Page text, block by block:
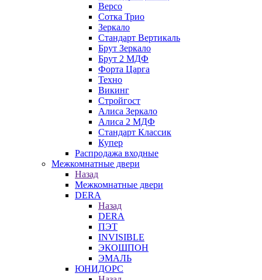
Версо
Сотка Трио
Зеркало
Стандарт Вертикаль
Брут Зеркало
Брут 2 МДФ
Форта Царга
Техно
Викинг
Стройгост
Алиса Зеркало
Алиса 2 МДФ
Стандарт Классик
Купер
Распродажа входные
Межкомнатные двери
Назад
Межкомнатные двери
DERA
Назад
DERA
ПЭТ
INVISIBLE
ЭКОШПОН
ЭМАЛЬ
ЮНИДОРС